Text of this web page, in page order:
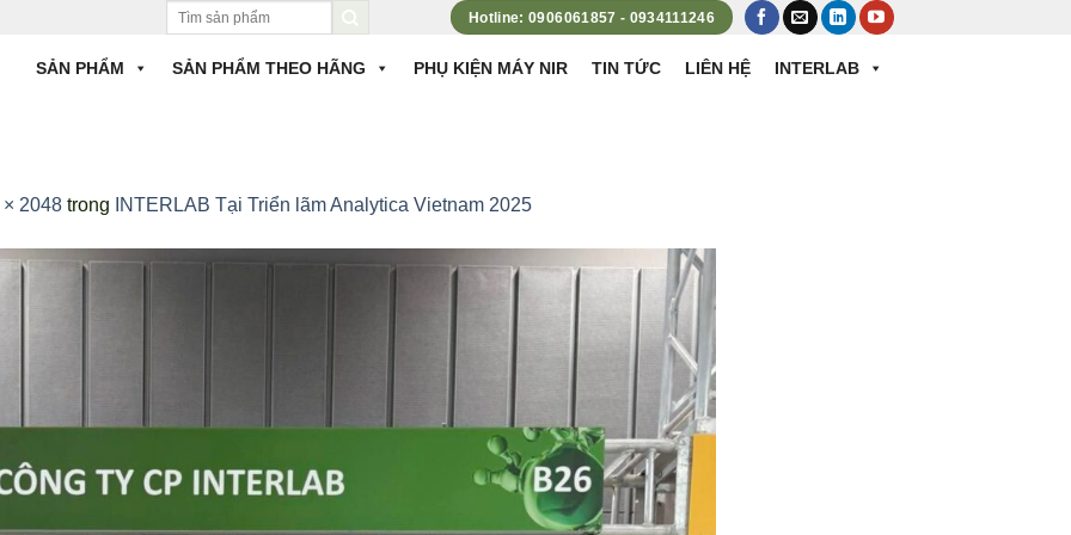
Tìm
Hotline: 0906061857 - 0934111246
SẢN PHẨM SẢN PHẨM THEO HÃNG PHỤ KIỆN MÁY NIR TIN TỨC LIÊN HỆ INTERLAB
× 2048 trong INTERLAB Tại Triển lãm Analytica Vietnam 2025